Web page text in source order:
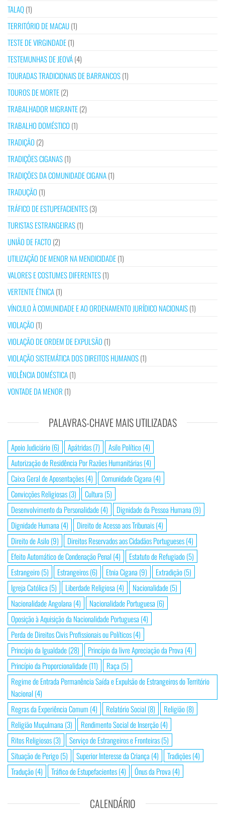
TALAQ(1)
TERRITÓRIO DE MACAU(1)
TESTE DE VIRGINDADE(1)
TESTEMUNHAS DE JEOVÁ(4)
TOURADAS TRADICIONAIS DE BARRANCOS(1)
TOUROS DE MORTE(2)
TRABALHADOR MIGRANTE(2)
TRABALHO DOMÉSTICO (1)
TRADIÇÃO (2)
TRADIÇÕES CIGANAS(1)
TRADIÇÕES DA COMUNIDADE CIGANA(1)
TRADUÇÃO (1)
TRÁFICO DE ESTUPEFACIENTES(3)
TURISTAS ESTRANGEIRAS(1)
UNIÃO DE FACTO (2)
UTILIZAÇÃO DE MENOR NA MENDICIDADE(1)
VALORES E COSTUMES DIFERENTES(1)
VERTENTE ÉTNICA(1)
VÍNCULO À COMUNIDADE E AO ORDENAMENTO JURÍDICO NACIONAIS(1)
VIOLAÇÃO (1)
VIOLAÇÃO DE ORDEM DE EXPULSÃO (1)
VIOLAÇÃO SISTEMÁTICA DOS DIREITOS HUMANOS(1)
VIOLÊNCIA DOMÉSTICA(1)
VONTADE DA MENOR (1)
PALAVRAS-CHAVE MAIS UTILIZADAS
Apoio Judiciário(6) Apátridas(7) Asilo Político(4)
Autorização de Residência Por Razões Humanitárias(4)
Caixa Geral de Aposentações(4) Comunidade Cigana (4)
Convicções Religiosas(3) Cultura (5)
Desenvolvimento da Personalidade(4) Dignidade da Pessoa Humana (9)
Dignidade Humana (4) Direito de Acesso aos Tribunais(4)
Direito de Asilo(9) Direitos Reservados aos Cidadãos Portugueses(4)
Efeito Automático de Condenação Penal (4) Estatuto de Refugiado(5)
Estrangeiro(5) Estrangeiros(6) Etnia Cigana (9) Extradição(5)
Igreja Católica (5) Liberdade Religiosa (4) Nacionalidade(5)
Nacionalidade Angolana (4) Nacionalidade Portuguesa (6)
Oposição à Aquisição da Nacionalidade Portuguesa (4)
Perda de Direitos Civis Profissionais ou Políticos(4)
Princípio da Igualdade(28) Princípio da livre Apreciação da Prova (4)
Princípio da Proporcionalidade(11) Raça (5)
Regime de Entrada Permanência Saída e Expulsão de Estrangeiros do Território
Nacional (4)
Regras da Experiência Comum (4) Relatório Social (8) Religião(8)
Religião Muçulmana (3) Rendimento Social de Inserção(4)
Ritos Religiosos(3) Serviço de Estrangeiros e Fronteiras(5)
Situação de Perigo(5) Superior Interesse da Criança (4) Tradições(4)
Tradução(4) Tráfico de Estupefacientes(4) Ónus da Prova (4)
CALENDÁRIO